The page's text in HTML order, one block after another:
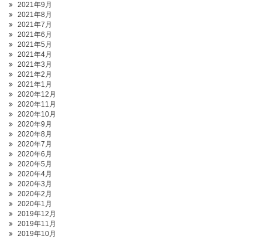
2021年9月
2021年8月
2021年7月
2021年6月
2021年5月
2021年4月
2021年3月
2021年2月
2021年1月
2020年12月
2020年11月
2020年10月
2020年9月
2020年8月
2020年7月
2020年6月
2020年5月
2020年4月
2020年3月
2020年2月
2020年1月
2019年12月
2019年11月
2019年10月